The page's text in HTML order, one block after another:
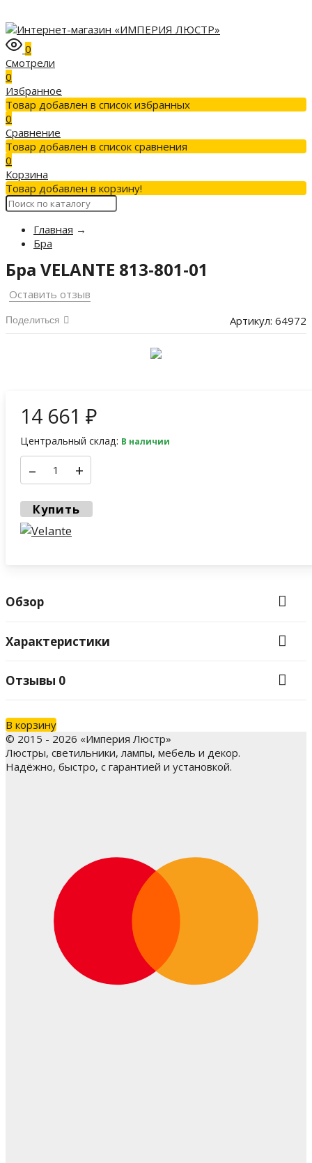
0
Смотрели
0
Избранное
Товар добавлен в список избранных
0
Сравнение
Товар добавлен в список сравнения
0
Корзина
Товар добавлен в корзину!
Главная →
Бра
Бра VELANTE 813-801-01
Оставить отзыв
Поделиться Артикул: 64972
14 661 ₽
Центральный склад: В наличии
– +
Купить
Обзор
Характеристики
Отзывы 0
В корзину
© 2015 - 2026 «Империя Люстр»
Люстры, светильники, лампы, мебель и декор.
Надёжно, быстро, с гарантией и установкой.